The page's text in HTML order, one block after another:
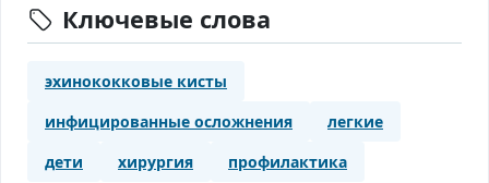
Ключевые слова
эхинококковые кисты
инфицированные осложнения
легкие
дети
хирургия профилактика